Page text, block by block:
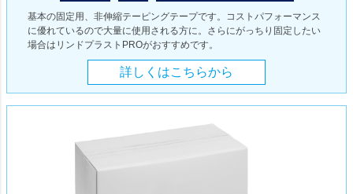
基本の固定用、非伸縮テーピングテープです。コストパフォーマンス
に優れているので大量に使用される方に。さらにがっちり固定したい
場合はリンドプラストPROがおすすめです。
詳しくはこちらから